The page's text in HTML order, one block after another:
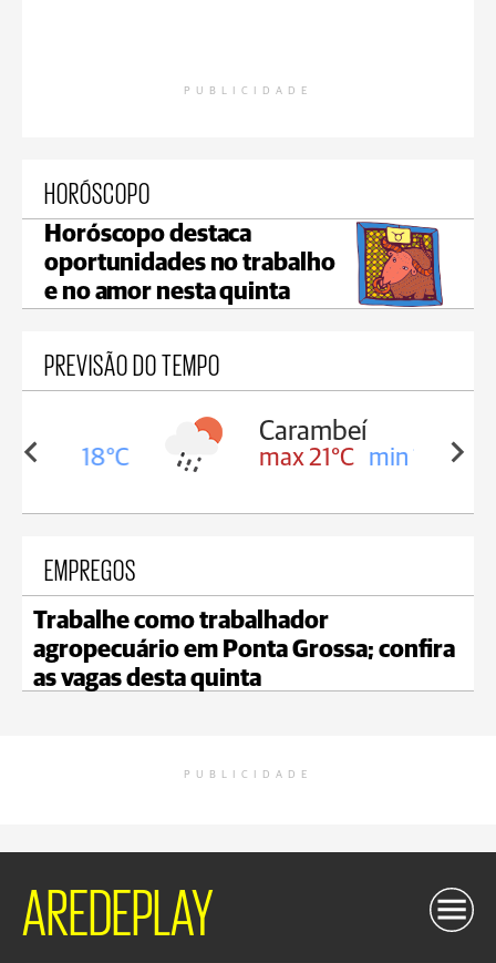
PUBLICIDADE
HORÓSCOPO
Horóscopo destaca
oportunidades no trabalho
e no amor nesta quinta
PREVISÃO DO TEMPO
18°C
Carambeí
max 21°C min 18°C
EMPREGOS
Trabalhe como trabalhador
agropecuário em Ponta Grossa; confira
as vagas desta quinta
PUBLICIDADE
AREDEPLAY